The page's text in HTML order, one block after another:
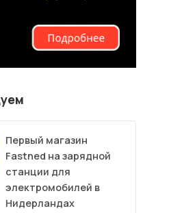
Первый магазин
Fastned на зарядной
станции для
электромобилей в
Нидерландах